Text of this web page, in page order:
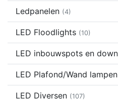
Ledpanelen (4)
LED Floodlights (10)
LED Plafond/Wand lampen
LED Diversen (107)